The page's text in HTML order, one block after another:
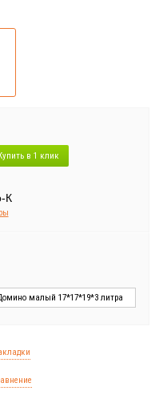
в 1 клик
малый 17*17*19*3 литра